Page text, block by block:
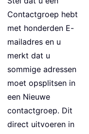
Contactgroep hebt
met honderden E-
mailadres en u
merkt dat u
sommige adressen
moet opsplitsen in
een Nieuwe
contactgroep. Dit
direct uitvoeren in